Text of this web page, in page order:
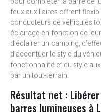
feux auxiliaires offrent
conducteurs de véhicules
éclairage en fonction de
d’éclairer un camping,
d’accentuer le style du
fonctionnalité et du style
par un tout-terrain.
Résultat net :
barres lumineuses à